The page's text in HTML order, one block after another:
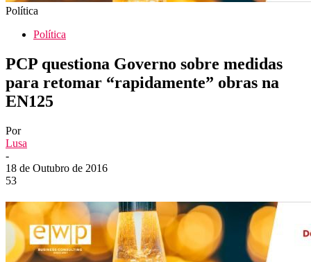
Política
Política
PCP questiona Governo sobre medidas
para retomar “rapidamente” obras na
EN125
Por
Lusa
-
18 de Outubro de 2016
53